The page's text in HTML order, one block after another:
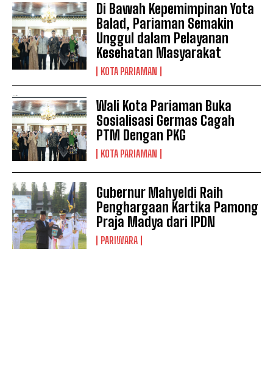
Di Bawah Kepemimpinan Yota
Balad, Pariaman Semakin
Unggul dalam Pelayanan
Kesehatan Masyarakat
KOTA PARIAMAN
Wali Kota Pariaman Buka
Sosialisasi Germas Cagah
PTM Dengan PKG
KOTA PARIAMAN
Gubernur Mahyeldi Raih
Penghargaan Kartika Pamong
Praja Madya dari IPDN
PARIWARA